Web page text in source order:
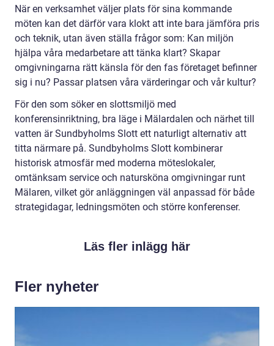
När en verksamhet väljer plats för sina kommande
möten kan det därför vara klokt att inte bara jämföra pris
och teknik, utan även ställa frågor som: Kan miljön
hjälpa våra medarbetare att tänka klart? Skapar
omgivningarna rätt känsla för den fas företaget befinner
sig i nu? Passar platsen våra värderingar och vår kultur?
För den som söker en slottsmiljö med
konferensinriktning, bra läge i Mälardalen och närhet till
vatten är Sundbyholms Slott ett naturligt alternativ att
titta närmare på. Sundbyholms Slott kombinerar
historisk atmosfär med moderna möteslokaler,
omtänksam service och natursköna omgivningar runt
Mälaren, vilket gör anläggningen väl anpassad för både
strategidagar, ledningsmöten och större konferenser.
Läs fler inlägg här
Fler nyheter